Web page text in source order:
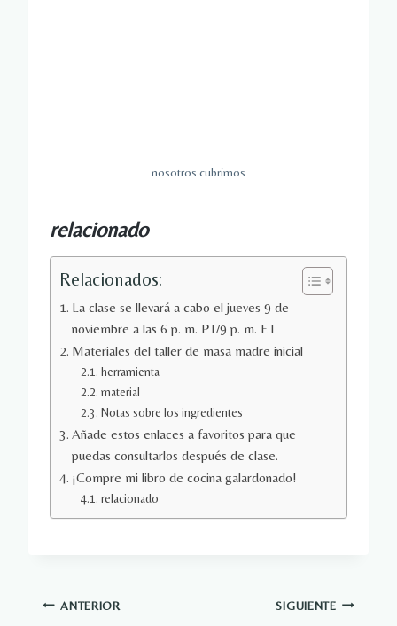
nosotros cubrimos
relacionado
Relacionados:
La clase se llevará a cabo el jueves 9 de
noviembre a las 6 p. m. PT/9 p. m. ET
Materiales del taller de masa madre inicial
herramienta
material
Notas sobre los ingredientes
Añade estos enlaces a favoritos para que
puedas consultarlos después de clase.
¡Compre mi libro de cocina galardonado!
relacionado
Navegación
ANTERIOR SIGUIENTE